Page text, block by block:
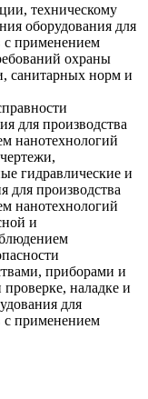
техническому
оборудования для
с применением
охраны
санитарных норм и
для производства
нанотехнологий
гидравлические и
для производства
нанотехнологий
и
приборами и
наладке и
для
с применением